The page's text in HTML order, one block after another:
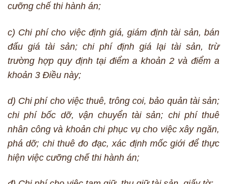
cưỡng chế thi hành án;
c) Chi phí cho việc định giá, giám định tài sản, bán
đấu giá tài sản; chi phí định giá lại tài sản, trừ
trường hợp quy định tại điểm a khoản 2 và điểm a
khoản 3 Điều này;
d) Chi phí cho việc thuê, trông coi, bảo quản tài sản;
chi phí bốc dỡ, vận chuyển tài sản; chi phí thuê
nhân công và khoản chi phục vụ cho việc xây ngăn,
phá dỡ; chi thuê đo đạc, xác định mốc giới để thực
hiện việc cưỡng chế thi hành án;